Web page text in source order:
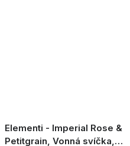
Elementi - Imperial Rose &
Petitgrain, Vonná svíčka,